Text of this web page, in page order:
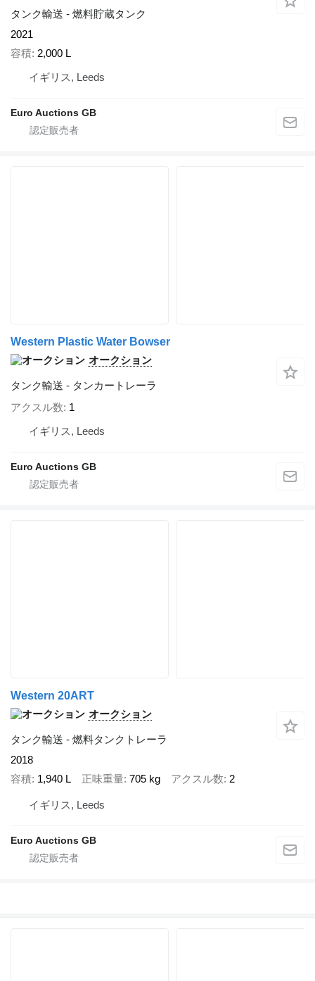
タンク輸送 - 燃料貯蔵タンク
2021
容積 2,000 L
イギリス, Leeds
Euro Auctions GB
Western Plastic Water Bowser
オークション
タンク輸送 - タンカートレーラ
アクスル数 1
イギリス, Leeds
Euro Auctions GB
Western 20ART
オークション
タンク輸送 - 燃料タンクトレーラ
2018
容積 1,940 L 正味重量 705 kg アクスル数 2
イギリス, Leeds
Euro Auctions GB